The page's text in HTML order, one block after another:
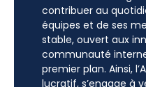
contribuer au
équipes et de ses
stable, ouvert aux
communauté
premier plan. Ainsi,
lucratif, s’engage à